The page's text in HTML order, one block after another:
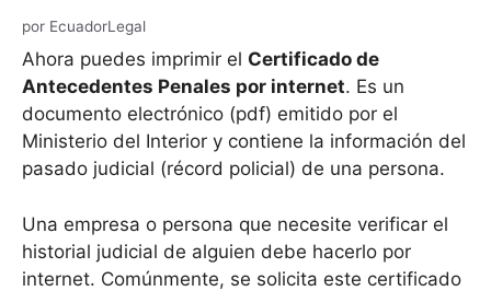
por EcuadorLegal
Ahora puedes imprimir el Certificado de
Antecedentes Penales por internet. Es un
documento electrónico (pdf) emitido por el
Ministerio del Interior y contiene la información del
pasado judicial (récord policial) de una persona.
Una empresa o persona que necesite verificar el
historial judicial de alguien debe hacerlo por
internet. Comúnmente, se solicita este certificado